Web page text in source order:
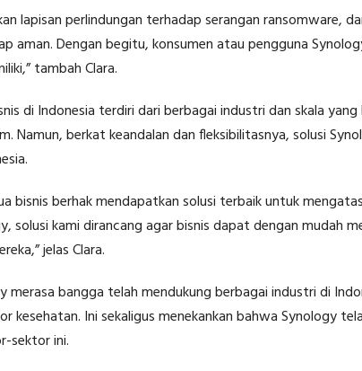
lapisan perlindungan terhadap serangan ransomware,
aman. Dengan begitu, konsumen atau pengguna
tambah Clara.
di Indonesia terdiri dari berbagai industri dan skala
Namun, berkat keandalan dan fleksibilitasnya, solusi
bisnis berhak mendapatkan solusi terbaik untuk
solusi kami dirancang agar bisnis dapat dengan mudah
jelas Clara.
merasa bangga telah mendukung berbagai industri di
kesehatan. Ini sekaligus menekankan bahwa Synology
sektor ini.